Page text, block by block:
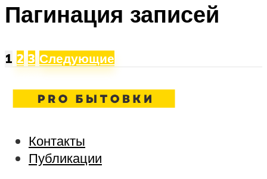
Пагинация записей
1 2 3 Следующие
Контакты
Публикации